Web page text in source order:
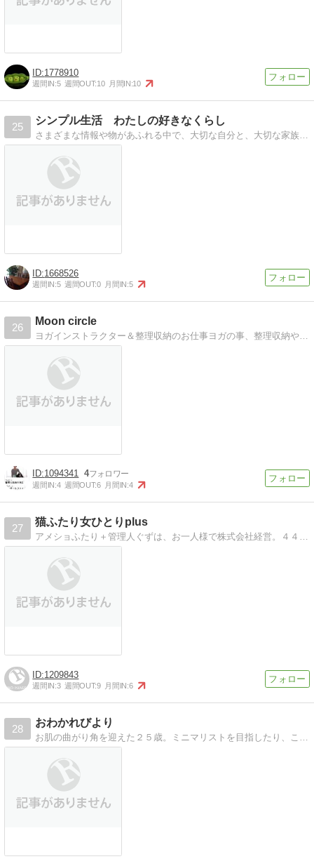
1778910
週間IN:5 週間OUT:10 月間IN:10
25
シンプル生活 わたしの好きなくらし
さまざまな情報や物があふれる中で、大切な自分と、大切な家族が毎日、キラキラ輝いて楽しく過ごすためにいきついたシンプル生活を綴る専業主婦のブログ
1668526
週間IN:5 週間OUT:0 月間IN:5
26
Moon circle
ヨガインストラクター＆整理収納のお仕事ヨガの事、整理収納や時間整理のお仕事からインドのダンスのお話まで綴ります
1094341 4
週間IN:4 週間OUT:6 月間IN:4
27
猫ふたり女ひとりplus
アメショふたり＋管理人ぐずは、お一人様で株式会社経営。４４歳で独女から既婚。只今、断捨離に夢中。
1209843
週間IN:3 週間OUT:9 月間IN:6
28
おわかれびより
お肌の曲がり角を迎えた２５歳。ミニマリストを目指したり、この歳でアトピーをぶり返したり、恋愛を諦めたり、コロコロ変わる心の変化や日常をもそもそ連ねていきます。